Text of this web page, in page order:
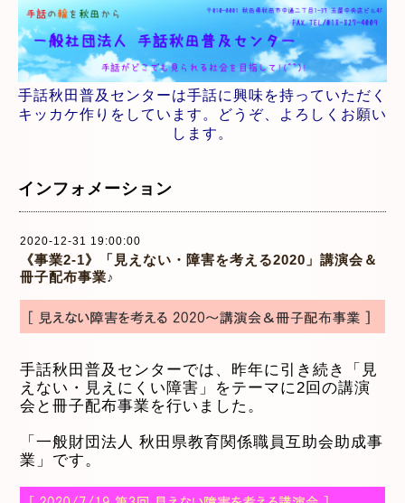
手話秋田普及センターは手話に興味を持っていただく
キッカケ作りをしています。どうぞ、よろしくお願い
します。
インフォメーション
2020-12-31 19:00:00
《事業2-1》「見えない・障害を考える2020」講演会＆
冊子配布事業♪
手話秋田普及センターでは、昨年に引き続き「見
えない・見えにくい障害」をテーマに2回の講演
会と冊子配布事業を行いました。
「一般財団法人 秋田県教育関係職員互助会助成事
業」です。